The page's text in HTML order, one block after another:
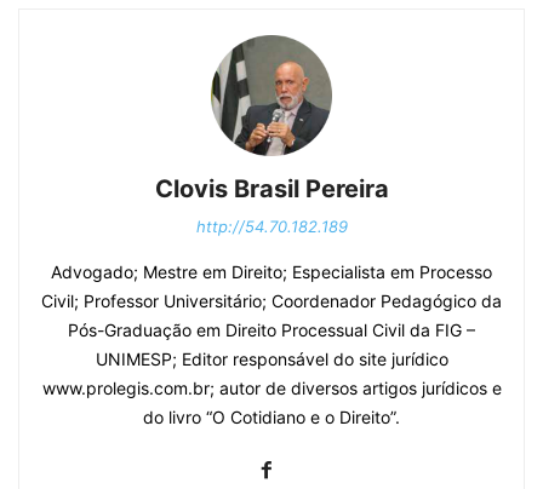
Clovis Brasil Pereira
http://54.70.182.189
Advogado; Mestre em Direito; Especialista em Processo
Civil; Professor Universitário; Coordenador Pedagógico da
Pós-Graduação em Direito Processual Civil da FIG –
UNIMESP; Editor responsável do site jurídico
www.prolegis.com.br; autor de diversos artigos jurídicos e
do livro “O Cotidiano e o Direito”.